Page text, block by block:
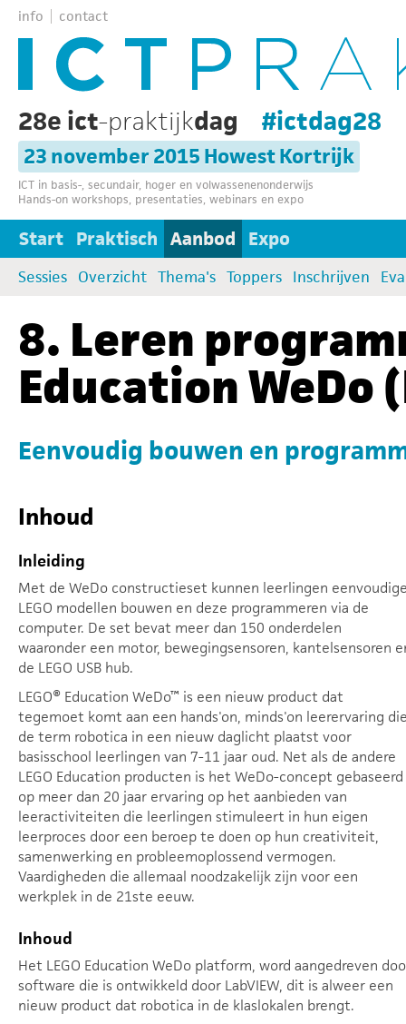
info contact
28e ict-praktijkdag #ictdag28
23 november 2015 Howest Kortrijk
ICT in basis-, secundair, hoger en volwassenenonderwijs
Hands-on workshops, presentaties, webinars en expo
Start Praktisch Aanbod Expo
Sessies Overzicht Thema's Toppers Inschrijven
8. Leren
Education WeDo
Eenvoudig bouwen en
Inhoud
Inleiding
Met de WeDo constructieset kunnen leerlingen
LEGO modellen bouwen en deze programmeren via de
computer. De set bevat meer dan 150 onderdelen
waaronder een motor, bewegingsensoren, kantelsensoren
de LEGO USB hub.
LEGO® Education WeDo™ is een nieuw product dat
tegemoet komt aan een hands'on, minds'on leerervaring
de term robotica in een nieuw daglicht plaatst voor
basisschool leerlingen van 7-11 jaar oud. Net als de andere
LEGO Education producten is het WeDo-concept gebaseerd
op meer dan 20 jaar ervaring op het aanbieden van
leeractiviteiten die leerlingen stimuleert in hun eigen
leerproces door een beroep te doen op hun creativiteit,
samenwerking en probleemoplossend vermogen.
Vaardigheden die allemaal noodzakelijk zijn voor een
werkplek in de 21ste eeuw.
Inhoud
Het LEGO Education WeDo platform, word aangedreven
software die is ontwikkeld door LabVIEW, dit is alweer een
nieuw product dat robotica in de klaslokalen brengt.